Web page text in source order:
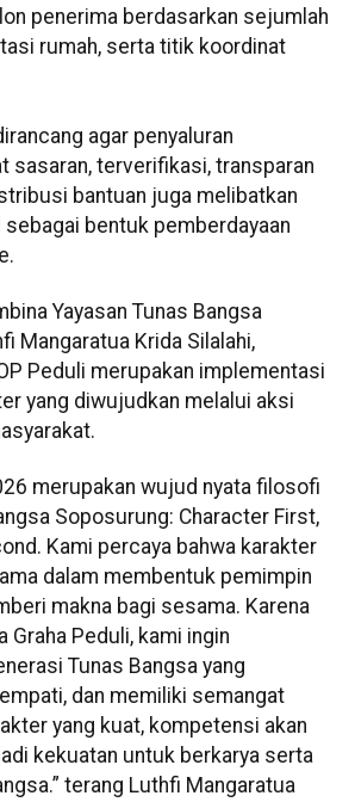
penerima berdasarkan sejumlah
rumah, serta titik koordinat
agar penyaluran
sasaran, terverifikasi, transparan
bantuan juga melibatkan
bentuk pemberdayaan
Yayasan Tunas Bangsa
Mangaratua Krida Silalahi,
Peduli merupakan implementasi
yang diwujudkan melalui aksi
merupakan wujud nyata filosofi
Soposurung: Character First,
Kami percaya bahwa karakter
dalam membentuk pemimpin
makna bagi sesama. Karena
Graha Peduli, kami ingin
Tunas Bangsa yang
dan memiliki semangat
yang kuat, kompetensi akan
kekuatan untuk berkarya serta
terang Luthfi Mangaratua